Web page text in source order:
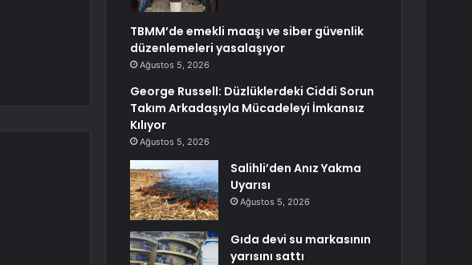
TBMM’de emekli maaşı ve siber güvenlik
düzenlemeleri yasalaşıyor
Ağustos 5, 2026
George Russell: Düzlüklerdeki Ciddi Sorun
Takım Arkadaşıyla Mücadeleyi İmkansız
Kılıyor
Ağustos 5, 2026
Salihli’den Anız Yakma
Uyarısı
Ağustos 5, 2026
Gıda devi su markasının
yarısını sattı